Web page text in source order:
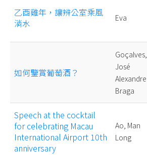
乙酉雞年，讓辨公室乘風
淌水
Eva
如何鑒賞葡萄酒？
Goçalves,
José
Alexandre
Braga
Speech at the cocktail
for celebrating Macau
International Airport 10th
anniversary
Ao, Man
Long